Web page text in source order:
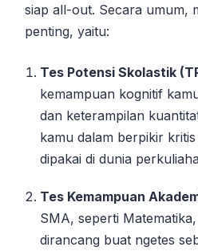
siap all-out. Secara umum,
penting, yaitu:
Tes Potensi Skolastik
kemampuan kognitif
dan keterampilan
kamu dalam berpikir
dipakai di dunia
Tes Kemampuan
SMA, seperti
dirancang buat ngetes